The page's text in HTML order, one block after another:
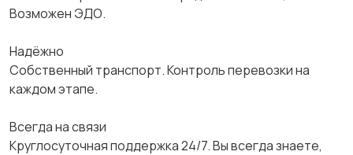
Возможен ЭДО.
Надёжно
Собственный транспорт. Контроль перевозки на
каждом этапе.
Всегда на связи
Круглосуточная поддержка 24/7. Вы всегда знаете,